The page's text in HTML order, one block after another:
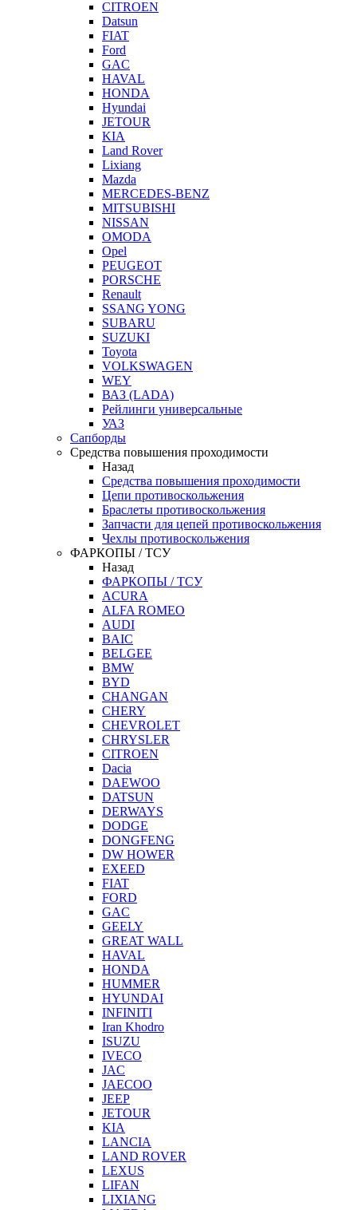
CITROEN
Datsun
FIAT
Ford
GAC
HAVAL
HONDA
Hyundai
JETOUR
KIA
Land Rover
Lixiang
Mazda
MERCEDES-BENZ
MITSUBISHI
NISSAN
OMODA
Opel
PEUGEOT
PORSCHE
Renault
SSANG YONG
SUBARU
SUZUKI
Toyota
VOLKSWAGEN
WEY
ВАЗ (LADA)
Рейлинги универсальные
УАЗ
Сапборды
Средства повышения проходимости
Назад
Средства повышения проходимости
Цепи противоскольжения
Браслеты противоскольжения
Запчасти для цепей противоскольжения
Чехлы противоскольжения
ФАРКОПЫ / ТСУ
Назад
ФАРКОПЫ / ТСУ
ACURA
ALFA ROMEO
AUDI
BAIC
BELGEE
BMW
BYD
CHANGAN
CHERY
CHEVROLET
CHRYSLER
CITROEN
Dacia
DAEWOO
DATSUN
DERWAYS
DODGE
DONGFENG
DW HOWER
EXEED
FIAT
FORD
GAC
GEELY
GREAT WALL
HAVAL
HONDA
HUMMER
HYUNDAI
INFINITI
Iran Khodro
ISUZU
IVECO
JAC
JAECOO
JEEP
JETOUR
KIA
LANCIA
LAND ROVER
LEXUS
LIFAN
LIXIANG